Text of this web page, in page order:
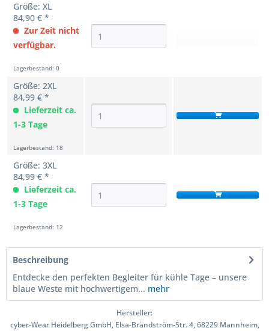
Größe: XL
84,90 € *
Zur Zeit nicht
verfügbar.
Lagerbestand: 0
Größe: 2XL
84,99 € *
Lieferzeit ca.
1-3 Tage
Lagerbestand: 18
Größe: 3XL
84,99 € *
Lieferzeit ca.
1-3 Tage
Lagerbestand: 12
Beschreibung
Entdecke den perfekten Begleiter für kühle Tage – unsere
blaue Weste mit hochwertigem... mehr
Hersteller:
cyber-Wear Heidelberg GmbH, Elsa-Brändström-Str. 4, 68229 Mannheim,